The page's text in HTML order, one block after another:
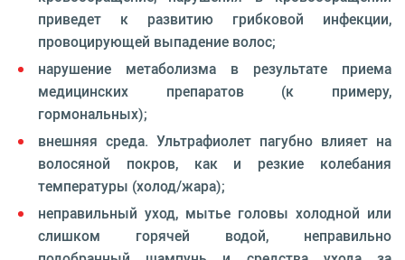
приведет к развитию грибковой инфекции,
провоцирующей выпадение волос;
нарушение метаболизма в результате приема
медицинских препаратов (к примеру,
гормональных);
внешняя среда. Ультрафиолет пагубно влияет на
волосяной покров, как и резкие колебания
температуры (холод/жара);
неправильный уход, мытье головы холодной или
слишком горячей водой, неправильно